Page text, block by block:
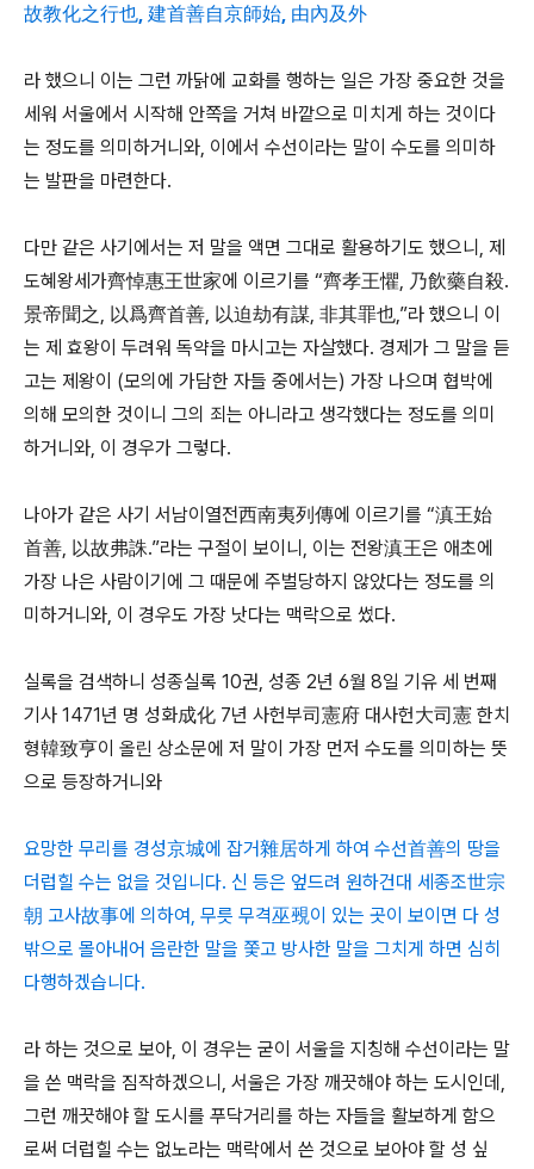
故教化之行也, 建首善自京師始, 由內及外
라 했으니 이는 그런 까닭에 교화를 행하는 일은 가장 중요한 것을
세워 서울에서 시작해 안쪽을 거쳐 바깥으로 미치게 하는 것이다
는 정도를 의미하거니와, 이에서 수선이라는 말이 수도를 의미하
는 발판을 마련한다.
다만 같은 사기에서는 저 말을 액면 그대로 활용하기도 했으니, 제
도혜왕세가齊悼惠王世家에 이르기를 “齊孝王懼, 乃飲藥自殺.
景帝聞之, 以爲齊首善, 以迫劫有謀, 非其罪也,”라 했으니 이
는 제 효왕이 두려워 독약을 마시고는 자살했다. 경제가 그 말을 듣
고는 제왕이 (모의에 가담한 자들 중에서는) 가장 나으며 협박에
의해 모의한 것이니 그의 죄는 아니라고 생각했다는 정도를 의미
하거니와, 이 경우가 그렇다.
나아가 같은 사기 서남이열전西南夷列傳에 이르기를 “滇王始
首善, 以故弗誅.”라는 구절이 보이니, 이는 전왕滇王은 애초에
가장 나은 사람이기에 그 때문에 주벌당하지 않았다는 정도를 의
미하거니와, 이 경우도 가장 낫다는 맥락으로 썼다.
실록을 검색하니 성종실록 10권, 성종 2년 6월 8일 기유 세 번째
기사 1471년 명 성화成化 7년 사헌부司憲府 대사헌大司憲 한치
형韓致亨이 올린 상소문에 저 말이 가장 먼저 수도를 의미하는 뜻
으로 등장하거니와
요망한 무리를 경성京城에 잡거雜居하게 하여 수선首善의 땅을
더럽힐 수는 없을 것입니다. 신 등은 엎드려 원하건대 세종조世宗
朝 고사故事에 의하여, 무릇 무격巫覡이 있는 곳이 보이면 다 성
밖으로 몰아내어 음란한 말을 쫓고 방사한 말을 그치게 하면 심히
다행하겠습니다.
라 하는 것으로 보아, 이 경우는 굳이 서울을 지칭해 수선이라는 말
을 쓴 맥락을 짐작하겠으니, 서울은 가장 깨끗해야 하는 도시인데,
그런 깨끗해야 할 도시를 푸닥거리를 하는 자들을 활보하게 함으
로써 더럽힐 수는 없노라는 맥락에서 쓴 것으로 보아야 할 성 싶